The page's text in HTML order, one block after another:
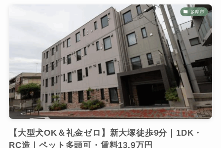
多摩市
【大型犬OK＆礼金ゼロ】新大塚徒歩9分｜1DK・
RC造｜ペット多頭可・賃料13.9万円